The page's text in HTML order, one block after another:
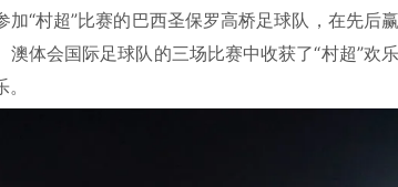
加“村超”比赛的巴西圣保罗高桥足球队，在先后
澳体会国际足球队的三场比赛中收获了“村超”欢